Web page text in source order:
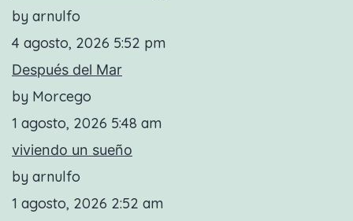
by arnulfo
4 agosto, 2026 5:52 pm
Después del Mar
by Morcego
1 agosto, 2026 5:48 am
viviendo un sueño
by arnulfo
1 agosto, 2026 2:52 am